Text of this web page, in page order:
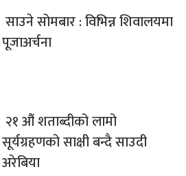
साउने सोमबार : विभिन्न शिवालयमा
पूजाअर्चना
२१ औं शताब्दीको लामो
सूर्यग्रहणको साक्षी बन्दै साउदी
अरेबिया